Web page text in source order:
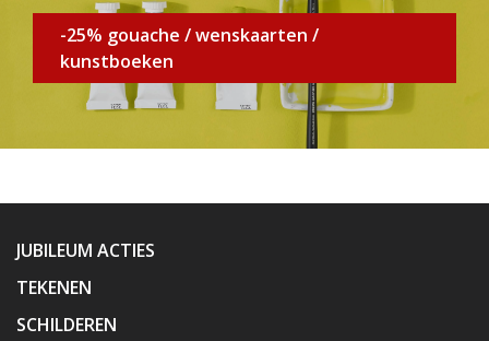
-25% gouache / wenskaarten /
kunstboeken
JUBILEUM ACTIES
TEKENEN
SCHILDEREN